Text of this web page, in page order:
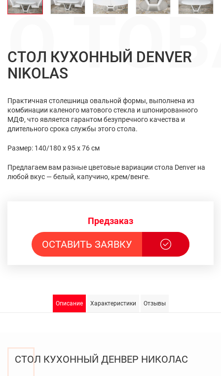
СТОЛ КУХОННЫЙ DENVER
NIKOLAS
О
Практичная столешница овальной формы, выполнена из
комбинации каленого матового стекла и шпонированного
МДФ, что является гарантом безупречного качества и
длительного срока службы этого стола.
Размер: 140/180 х 95 х 76 см
Предлагаем вам разные цветовые вариации стола Denver на
любой вкус — белый, капучино, крем/венге.
Предзаказ
ОСТАВИТЬ ЗАЯВКУ
Описание Характеристики Отзывы
СТОЛ КУХОННЫЙ ДЕНВЕР НИКОЛАС